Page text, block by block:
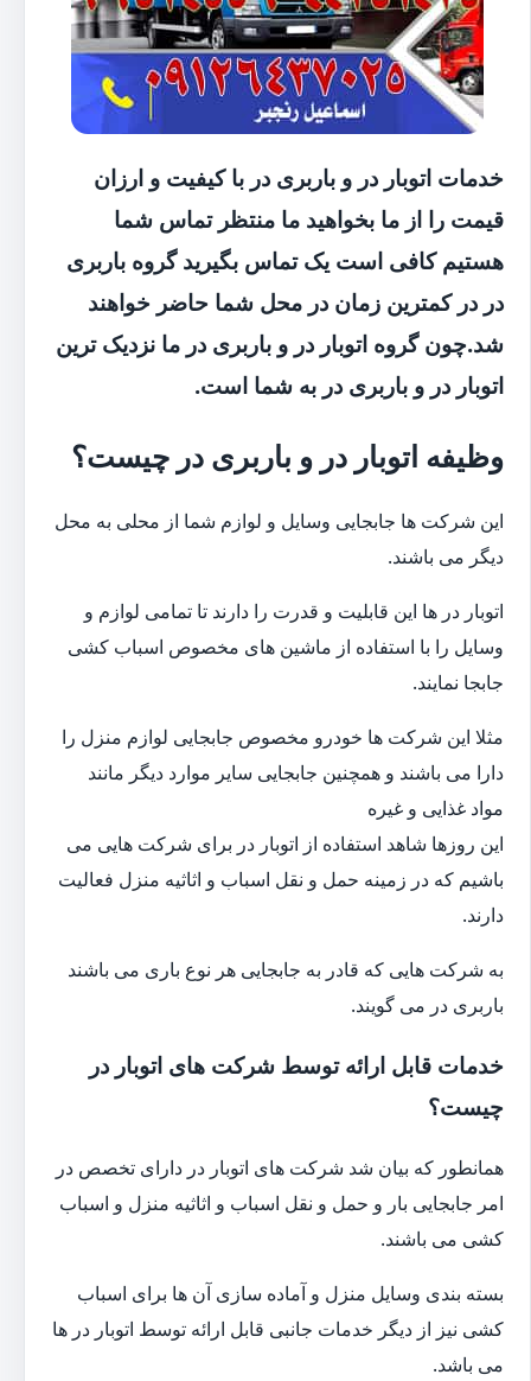
خدمات اتوبار در و باربری در با کیفیت و ارزان
قیمت را از ما بخواهید ما منتظر تماس شما
هستیم کافی است یک تماس بگیرید گروه باربری
در در کمترین زمان در محل شما حاضر خواهند
شد.چون گروه اتوبار در و باربری در ما نزدیک ترین
اتوبار در و باربری در به شما است.
وظیفه اتوبار در و باربری در چیست؟
این شرکت ها جابجایی وسایل و لوازم شما از محلی به محل
دیگر می باشند.
اتوبار در ها این قابلیت و قدرت را دارند تا تمامی لوازم و
وسایل را با استفاده از ماشین های مخصوص اسباب کشی
جابجا نمایند.
مثلا این شرکت ها خودرو مخصوص جابجایی لوازم منزل را
دارا می باشند و همچنین جابجایی سایر موارد دیگر مانند
مواد غذایی و غیره
این روزها شاهد استفاده از اتوبار در برای شرکت هایی می
باشیم که در زمینه حمل و نقل اسباب و اثاثیه منزل فعالیت
دارند.
به شرکت هایی که قادر به جابجایی هر نوع باری می باشند
باربری در می گویند.
خدمات قابل ارائه توسط شرکت های اتوبار در
چیست؟
همانطور که بیان شد شرکت های اتوبار در دارای تخصص در
امر جابجایی بار و حمل و نقل اسباب و اثاثیه منزل و اسباب
کشی می باشند.
بسته بندی وسایل منزل و آماده سازی آن ها برای اسباب
کشی نیز از دیگر خدمات جانبی قابل ارائه توسط اتوبار در ها
می باشد.